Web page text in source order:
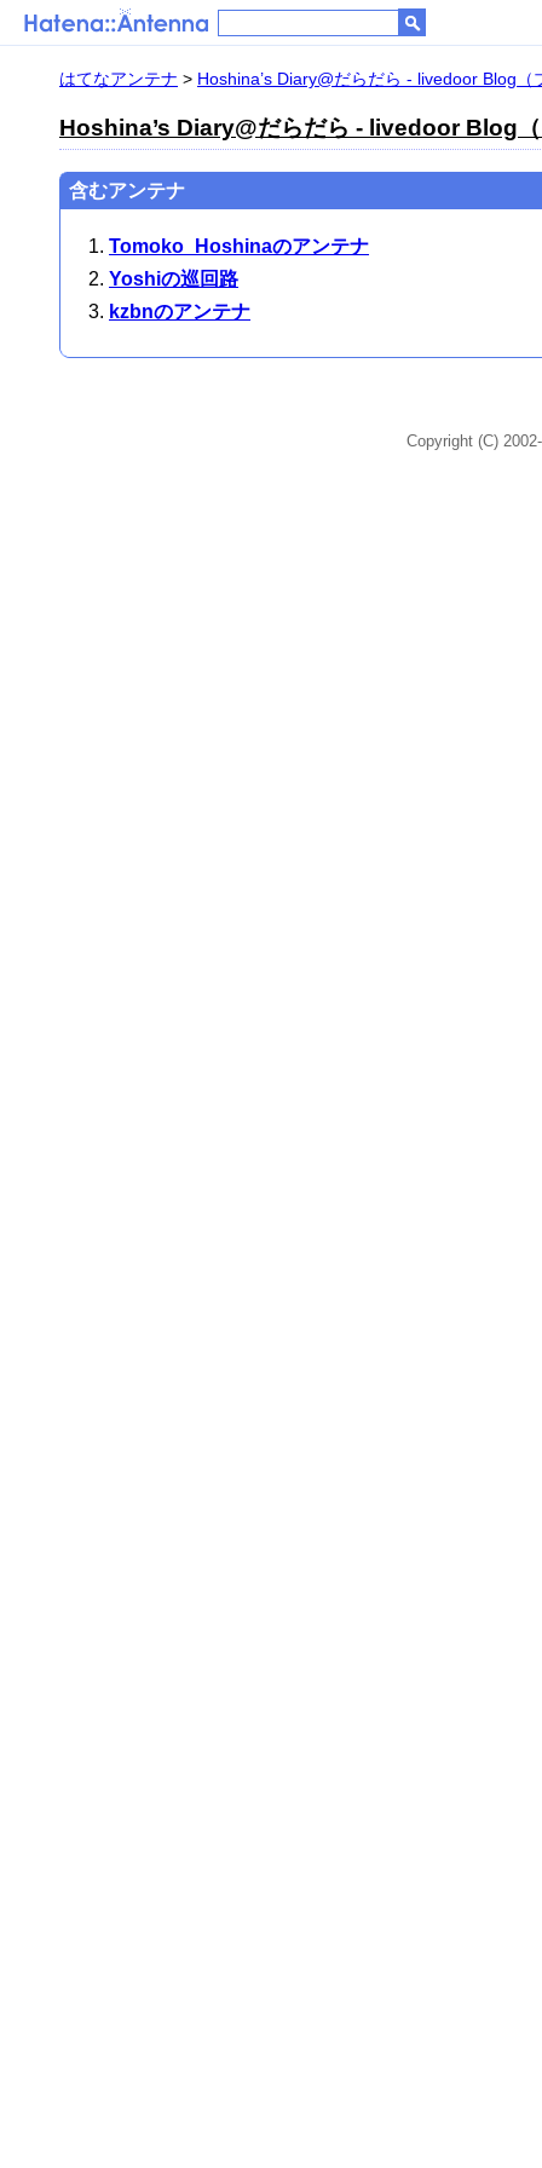
はてなアンテナ > Hoshina’s Diary@だらだら - livedoor Blog（
Hoshina’s Diary@だらだら - livedoor Blog
含むアンテナ
Tomoko_Hoshinaのアンテナ
Yoshiの巡回路
kzbnのアンテナ
Copyright (C)